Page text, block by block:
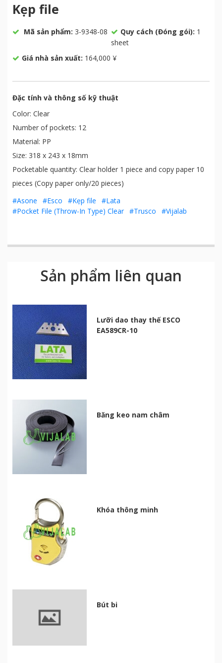
Kẹp file
Mã sản phẩm: 3-9348-08 Quy cách (Đóng gói): 1
sheet
Giá nhà sản xuất: 164,000 ¥
Đặc tính và thông số kỹ thuật
Color: Clear
Number of pockets: 12
Material: PP
Size: 318 x 243 x 18mm
Pocketable quantity: Clear holder 1 piece and copy paper 10
pieces (Copy paper only/20 pieces)
#Asone
#Esco #Kẹp file
#Lata
#Pocket File (Throw-In Type) Clear #Trusco #Vijalab
Sản phẩm liên quan
Lưỡi dao thay thế ESCO
EA589CR-10
Băng keo nam châm
Khóa thông minh
Bút bi